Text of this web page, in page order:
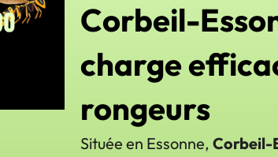
Corbeil-
charge
rongeurs
Située en Essonne,Corbeil-